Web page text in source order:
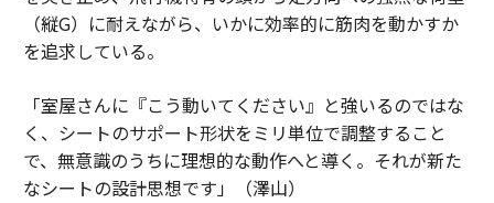
（縦G）に耐えながら、いかに効率的に筋肉を動かすか
を追求している。
「室屋さんに『こう動いてください』と強いるのではな
く、シートのサポート形状をミリ単位で調整すること
で、無意識のうちに理想的な動作へと導く。それが新た
なシートの設計思想です」（澤山）